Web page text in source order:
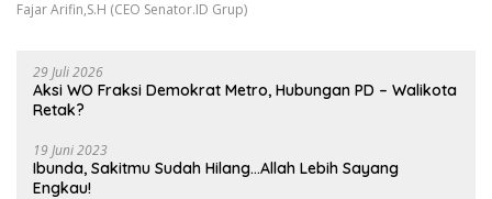
Fajar Arifin,S.H (CEO Senator.ID Grup)
29 Juli 2026
Aksi WO Fraksi Demokrat Metro, Hubungan PD – Walikota
Retak?
19 Juni 2023
Ibunda, Sakitmu Sudah Hilang…Allah Lebih Sayang
Engkau!